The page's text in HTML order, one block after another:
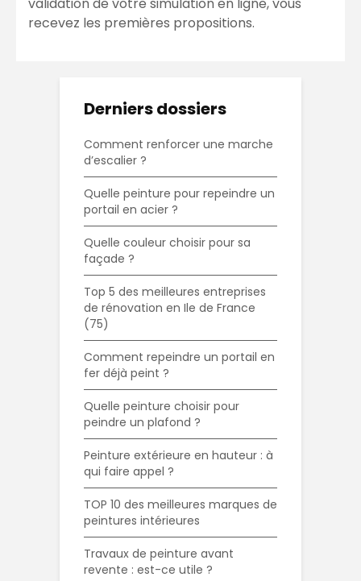
recevez les premières propositions.
Derniers dossiers
Comment renforcer une marche
d’escalier ?
Quelle peinture pour repeindre un
portail en acier ?
Quelle couleur choisir pour sa
façade ?
Top 5 des meilleures entreprises
de rénovation en Ile de France
(75)
Comment repeindre un portail en
fer déjà peint ?
Quelle peinture choisir pour
peindre un plafond ?
Peinture extérieure en hauteur : à
qui faire appel ?
TOP 10 des meilleures marques de
peintures intérieures
Travaux de peinture avant
revente : est-ce utile ?